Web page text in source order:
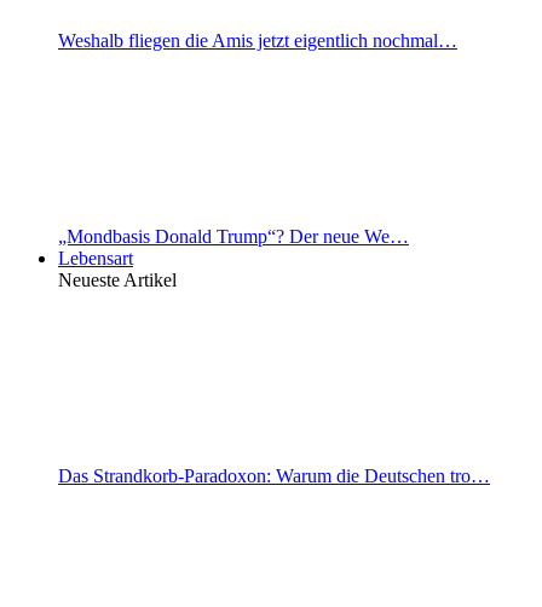
Weshalb fliegen die Amis jetzt eigentlich nochmal…
„Mondbasis Donald Trump“? Der neue We…
Lebensart
Neueste Artikel
Das Strandkorb-Paradoxon: Warum die Deutschen tro…